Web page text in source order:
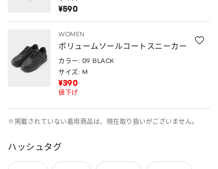
¥590
WOMEN
ボリュームソールコートスニーカー
カラー: 09 BLACK
サイズ: M
¥390
値下げ
※掲載されていない着用商品は、現在取り扱いがございません。
ハッシュタグ